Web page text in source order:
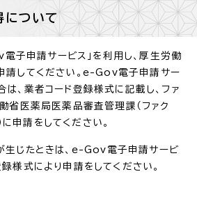
について
子申請サービス」を利用し、厚生労働
請してください。e-Gov電子申請サー
、業者コード登録様式に記載し、ファ
省医薬局医薬品審査管理課（ファク
請をしてください。
生じたときは、e-Gov電子申請サービ
様式により申請をしてください。